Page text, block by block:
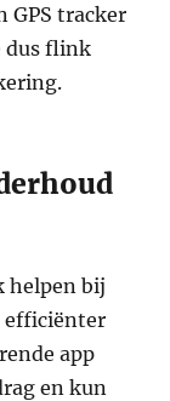
GPS tracker
dus flink
helpen bij
efficiënter
app
en kun